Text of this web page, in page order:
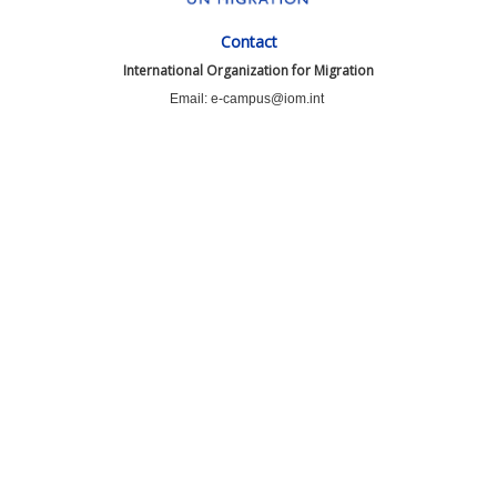
Contact
International Organization for Migration
Email: e-campus@iom.int